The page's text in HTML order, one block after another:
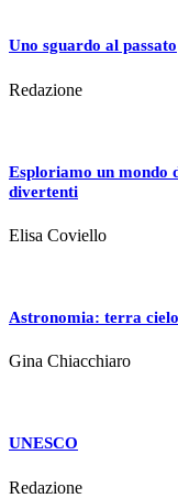
Uno sguardo al passato
Redazione
Esploriamo un mondo
divertenti
Elisa Coviello
Astronomia: terra
Gina Chiacchiaro
UNESCO
Redazione